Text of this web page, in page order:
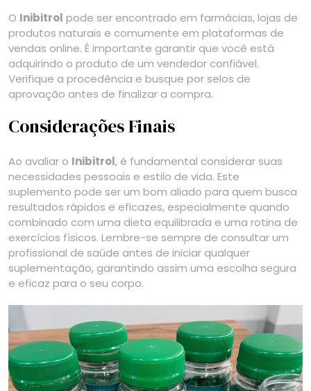
O Inibitrol pode ser encontrado em farmácias, lojas de
produtos naturais e comumente em plataformas de
vendas online. É importante garantir que você está
adquirindo o produto de um vendedor confiável.
Verifique a procedência e busque por selos de
aprovação antes de finalizar a compra.
Considerações Finais
Ao avaliar o Inibitrol, é fundamental considerar suas
necessidades pessoais e estilo de vida. Este
suplemento pode ser um bom aliado para quem busca
resultados rápidos e eficazes, especialmente quando
combinado com uma dieta equilibrada e uma rotina de
exercícios físicos. Lembre-se sempre de consultar um
profissional de saúde antes de iniciar qualquer
suplementação, garantindo assim uma escolha segura
e eficaz para o seu corpo.